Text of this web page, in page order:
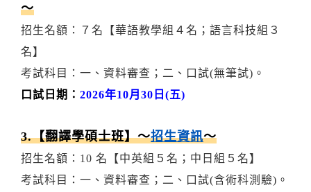
～
招生名額：７名【華語教學組４名；語言科技組３
名】
考試科目：一、資料審查；二、口試(無筆試)。
口試日期： 2026年10月30日(五)
3.【翻譯學碩士班】～招生資訊～
招生名額：10 名【中英組５名；中日組５名】
考試科目：一、 資料審查 ；二、口試(含術科測驗)。